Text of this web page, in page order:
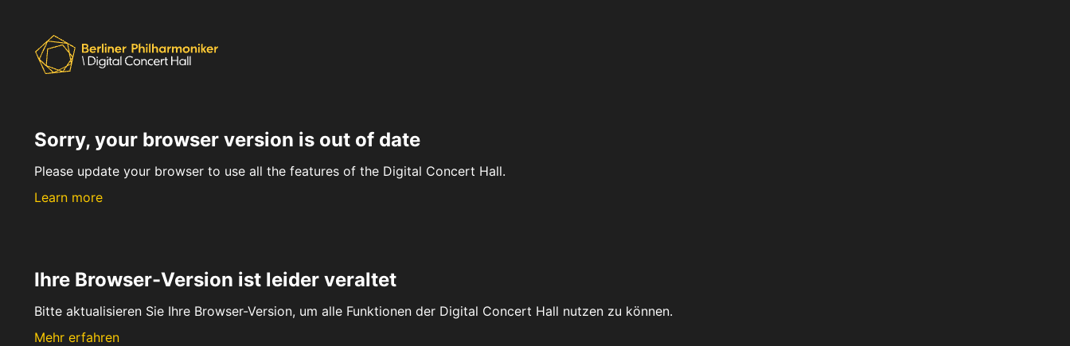
Sorry, your browser version is out of date
Please update your browser to use all the features of the Digital Concert Hall.
Learn more
Ihre Browser-Version ist leider veraltet
Bitte aktualisieren Sie Ihre Browser-Version, um alle Funktionen der Digital Concert Hall nutzen zu können.
Mehr erfahren